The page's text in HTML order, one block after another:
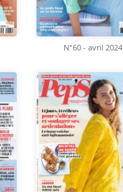
N°60 - avril 2024